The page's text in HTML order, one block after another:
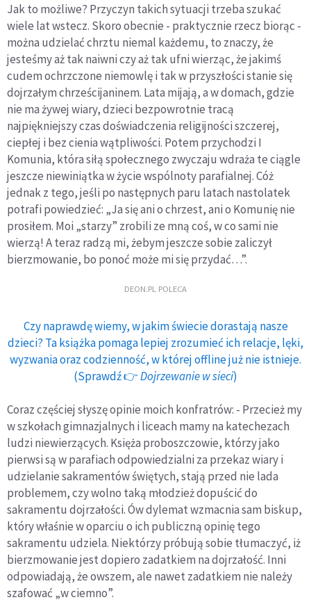
Jak to możliwe? Przyczyn takich sytuacji trzeba szukać
wiele lat wstecz. Skoro obecnie - praktycznie rzecz biorąc -
można udzielać chrztu niemal każdemu, to znaczy, że
jesteśmy aż tak naiwni czy aż tak ufni wierząc, że jakimś
cudem ochrzczone niemowlę i tak w przyszłości stanie się
dojrzałym chrześcijaninem. Lata mijają, a w domach, gdzie
nie ma żywej wiary, dzieci bezpowrotnie tracą
najpiękniejszy czas doświadczenia religijności szczerej,
ciepłej i bez cienia wątpliwości. Potem przychodzi I
Komunia, która siłą społecznego zwyczaju wdraża te ciągle
jeszcze niewiniątka w życie wspólnoty parafialnej. Cóż
jednak z tego, jeśli po następnych paru latach nastolatek
potrafi powiedzieć: „Ja się ani o chrzest, ani o Komunię nie
prosiłem. Moi „starzy” zrobili ze mną coś, w co sami nie
wierzą! A teraz radzą mi, żebym jeszcze sobie zaliczył
bierzmowanie, bo ponoć może mi się przydać…”.
DEON.PL POLECA
Czy naprawdę wiemy, w jakim świecie dorastają nasze
dzieci? Ta książka pomaga lepiej zrozumieć ich relacje, lęki,
wyzwania oraz codzienność, w której offline już nie istnieje.
(Sprawdź 👉Dojrzewanie w sieci)
Coraz częściej słyszę opinie moich konfratrów: - Przecież my
w szkołach gimnazjalnych i liceach mamy na katechezach
ludzi niewierzących. Księża proboszczowie, którzy jako
pierwsi są w parafiach odpowiedzialni za przekaz wiary i
udzielanie sakramentów świętych, stają przed nie lada
problemem, czy wolno taką młodzież dopuścić do
sakramentu dojrzałości. Ów dylemat wzmacnia sam biskup,
który właśnie w oparciu o ich publiczną opinię tego
sakramentu udziela. Niektórzy próbują sobie tłumaczyć, iż
bierzmowanie jest dopiero zadatkiem na dojrzałość. Inni
odpowiadają, że owszem, ale nawet zadatkiem nie należy
szafować „w ciemno”.